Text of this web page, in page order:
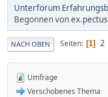
Unterforum
Begonnen vonex.pectus
NACH OBEN Seiten 1 2
Umfrage
Verschobenes Thema